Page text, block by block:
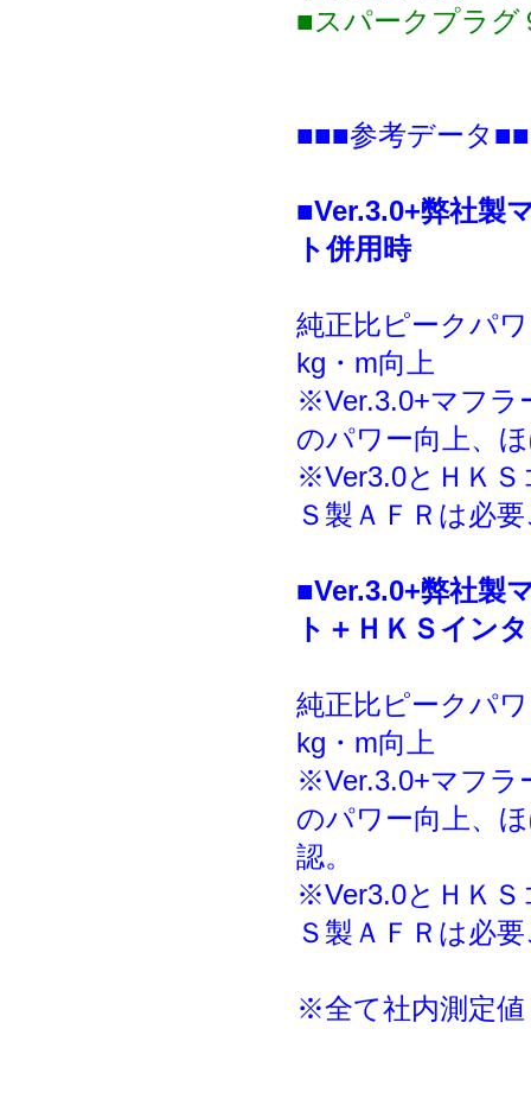
■スパークプラグ
■■■参考データ
■Ver.3.0+弊社製
ト併用時
純正比ピークパ
kg・m向上
※Ver.3.0+マフラ
のパワー向上、
※Ver3.0とＨＫＳ
Ｓ製ＡＦＲは必
■Ver.3.0+弊社製
ト＋ＨＫＳイン
純正比ピークパ
kg・m向上
※Ver.3.0+マフラ
のパワー向上、
認。
※Ver3.0とＨＫＳ
Ｓ製ＡＦＲは必
※全て社内測定値